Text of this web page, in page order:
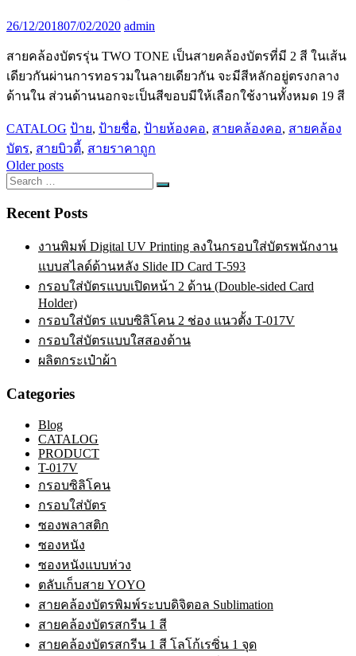
26/12/201807/02/2020 admin
สายคล้องบัตรรุ่น TWO TONE เป็นสายคล้องบัตรที่มี 2 สี ในเส้น
เดียวกันผ่านการทอรวมในลายเดียวกัน จะมีสีหลักอยู่ตรงกลาง
ด้านใน ส่วนด้านนอกจะเป็นสีขอบมีให้เลือกใช้งานทั้งหมด 19 สี
CATALOG ป้าย, ป้ายชื่อ, ป้ายห้องคอ, สายคล้องคอ, สายคล้อง
บัตร, สายบิวตี้, สายราคาถูก
Posts
navigation
Older posts
Search
for:
Search
Recent Posts
งานพิมพ์ Digital UV Printing ลงในกรอบใส่บัตรพนักงาน
แบบสไลด์ด้านหลัง Slide ID Card T-593
กรอบใส่บัตรแบบเปิดหน้า 2 ด้าน (Double-sided Card
Holder)
กรอบใส่บัตร แบบซิลิโคน 2 ช่อง แนวตั้ง T-017V
กรอบใส่บัตรแบบใสสองด้าน
ผลิตกระเป๋าผ้า
Categories
Blog
CATALOG
PRODUCT
T-017V
กรอบซิลิโคน
กรอบใส่บัตร
ซองพลาสติก
ซองหนัง
ซองหนังแบบห่วง
ตลับเก็บสาย YOYO
สายคล้องบัตรพิมพ์ระบบดิจิตอล Sublimation
สายคล้องบัตรสกรีน 1 สี
สายคล้องบัตรสกรีน 1 สี โลโก้เรซิ่น 1 จุด